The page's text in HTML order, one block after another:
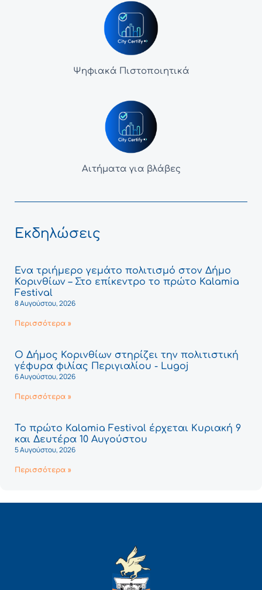
Ψηφιακά Πιστοποιητικά
Αιτήματα για βλάβες
Εκδηλώσεις
Ένα τριήμερο γεμάτο πολιτισμό στον Δήμο
Κορινθίων – Στο επίκεντρο το πρώτο Kalamia
Festival
8 Αυγούστου, 2026
Περισσότερα »
Ο Δήμος Κορινθίων στηρίζει την πολιτιστική
γέφυρα φιλίας Περιγιαλίου - Lugoj
6 Αυγούστου, 2026
Περισσότερα »
Το πρώτο Kalamia Festival έρχεται Κυριακή 9
και Δευτέρα 10 Αυγούστου
5 Αυγούστου, 2026
Περισσότερα »